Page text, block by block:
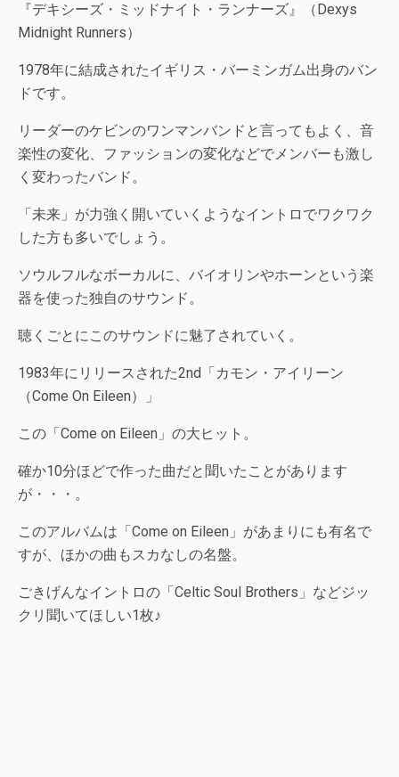
『デキシーズ・ミッドナイト・ランナーズ』（Dexys
Midnight Runners）
1978年に結成されたイギリス・バーミンガム出身のバン
ドです。
リーダーのケビンのワンマンバンドと言ってもよく、音
楽性の変化、ファッションの変化などでメンバーも激し
く変わったバンド。
「未来」が力強く開いていくようなイントロでワクワク
した方も多いでしょう。
ソウルフルなボーカルに、バイオリンやホーンという楽
器を使った独自のサウンド。
聴くごとにこのサウンドに魅了されていく。
1983年にリリースされた2nd「カモン・アイリーン
（Come On Eileen）」
この「Come on Eileen」の大ヒット。
確か10分ほどで作った曲だと聞いたことがあります
が・・・。
このアルバムは「Come on Eileen」があまりにも有名で
すが、ほかの曲もスカなしの名盤。
ごきげんなイントロの「Celtic Soul Brothers」などジッ
クリ聞いてほしい1枚♪